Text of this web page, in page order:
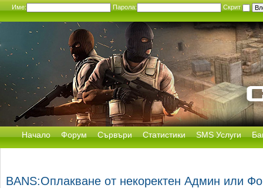
Име: Парола: Скрит
Начало Форум Сървъри Статистики SMS Услуги
BANS:Оплакване от некоректен Админ или